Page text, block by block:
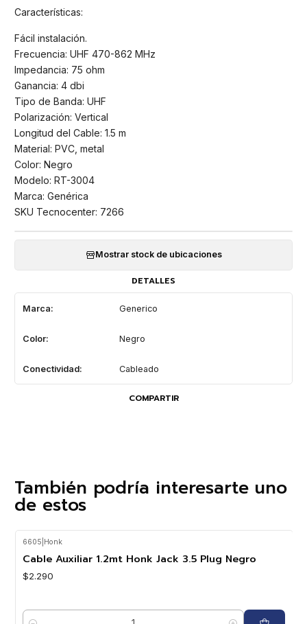
Características:
Fácil instalación.
Frecuencia: UHF 470-862 MHz
Impedancia: 75 ohm
Ganancia: 4 dbi
Tipo de Banda: UHF
Polarización: Vertical
Longitud del Cable: 1.5 m
Material: PVC, metal
Color: Negro
Modelo: RT-3004
Marca: Genérica
SKU Tecnocenter: 7266
Mostrar stock de ubicaciones
DETALLES
Marca: Generico
Color: Negro
Conectividad: Cableado
COMPARTIR
También podría interesarte uno
de estos
6605 Honk
Cable Auxiliar 1.2mt Honk Jack 3.5 Plug Negro
$2.290